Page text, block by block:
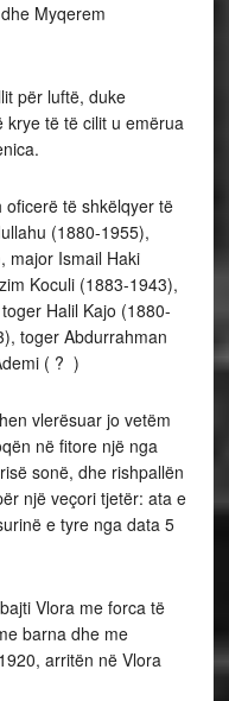
Myqerem
për luftë, duke
krye të të cilit u emërua
oficerë të shkëlqyer të
(1880-1955),
major Ismail Haki
Koculi (1883-1943),
Halil Kajo (1880-
toger Abdurrahman
( ? )
vlerësuar jo vetëm
në fitore një nga
sonë, dhe rishpallën
një veçori tjetër: ata e
e tyre nga data 5
Vlora me forca të
barna dhe me
arritën në Vlora